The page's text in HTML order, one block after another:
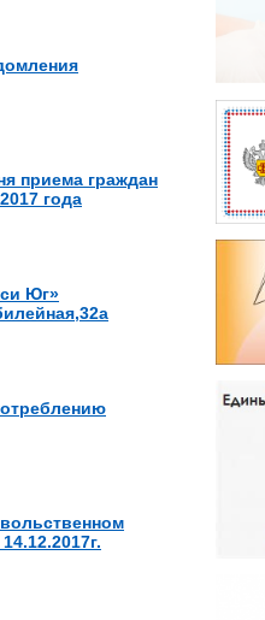
приема граждан
года
Юг»